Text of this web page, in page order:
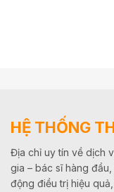
HỆ THỐNG
Địa chỉ uy tín về dịch
gia – bác sĩ hàng
động điều trị hiệu